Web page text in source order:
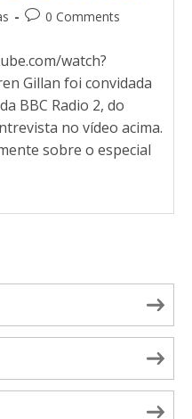
0 Comments
watch?
Gillan foi convidada
BBC Radio 2, do
no vídeo acima.
sobre o especial